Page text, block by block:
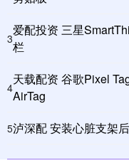
3
爱配投资 三星
栏
4
天载配资 谷歌Pixel
AirTag
5泸深配 安装心脏支架